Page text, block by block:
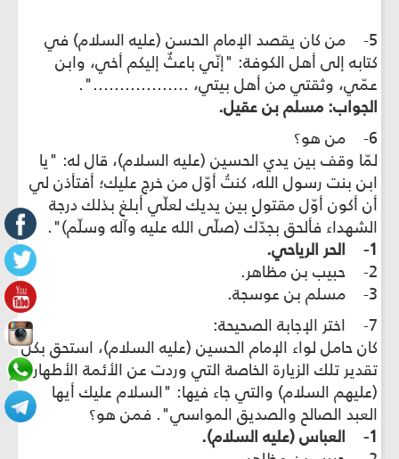
5- من كان يقصد الإمام الحسن (عليه السلام) في
كتابه إلى أهل الكوفة: "إنّي باعثٌ إليكم أخي، وابن
عمّي، وثقتي من أهل بيتي، ..................".
الجواب: مسلم بن عقيل.
6- من هو؟
لمّا وقف بين يدي الحسين (عليه السلام)، قال له: "يا
ابن بنت رسول الله، كنتُ أوّل من خرج عليك؛ أفتأذن لي
أن أكون أوّل مقتولٍ بين يديك لعلّي أبلغ بذلك درجة
الشهداء فألحق بجدّك (صلّى الله عليه وآله وسلّم)".
1- الحر الرياحي.
2- حبيب بن مظاهر.
3- مسلم بن عوسجة.
7- اختر الإجابة الصحيحة:
كان حامل لواء الإمام الحسين (عليه السلام)، استحق بكلّ
تقدير تلك الزيارة الخاصة التي وردت عن الأئمة الأطهار
(عليهم السلام) والتي جاء فيها: "السلام عليك أيها
العبد الصالح والصديق المواسي". فمن هو؟
1- العباس (عليه السلام).